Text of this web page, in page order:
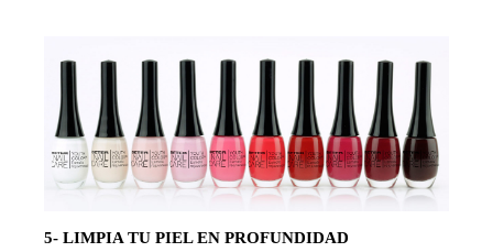
5- LIMPIA TU PIEL EN PROFUNDIDAD